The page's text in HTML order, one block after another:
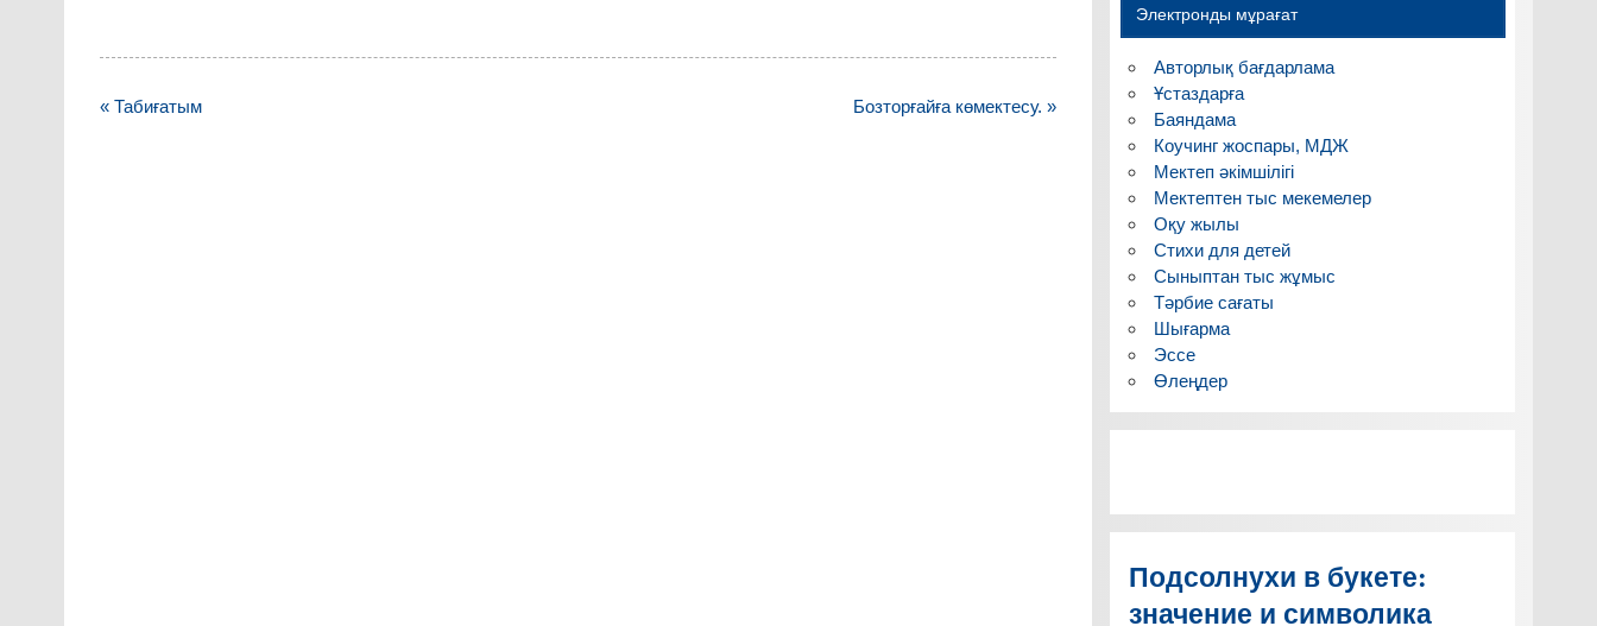
Навигация
« Табиғатым Бозторғайға көмектесу. »
Электронды мұрағат
Авторлық бағдарлама
Ұстаздарға
Баяндама
Коучинг жоспары, МДЖ
Мектеп әкімшілігі
Мектептен тыс мекемелер
Оқу жылы
Стихи для детей
Сыныптан тыс жұмыс
Тәрбие сағаты
Шығарма
Эссе
Өлеңдер
Подсолнухи в букете:
значение и символика